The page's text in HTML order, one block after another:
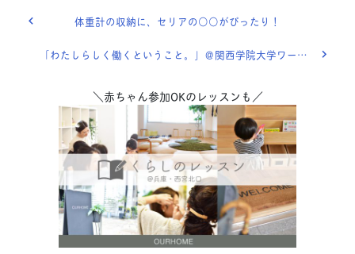
体重計の収納に、セリアの○○がぴったり！
「わたしらしく働くということ。」＠関西学院大学ワークショップ開催しました
＼赤ちゃん参加OKのレッスンも／